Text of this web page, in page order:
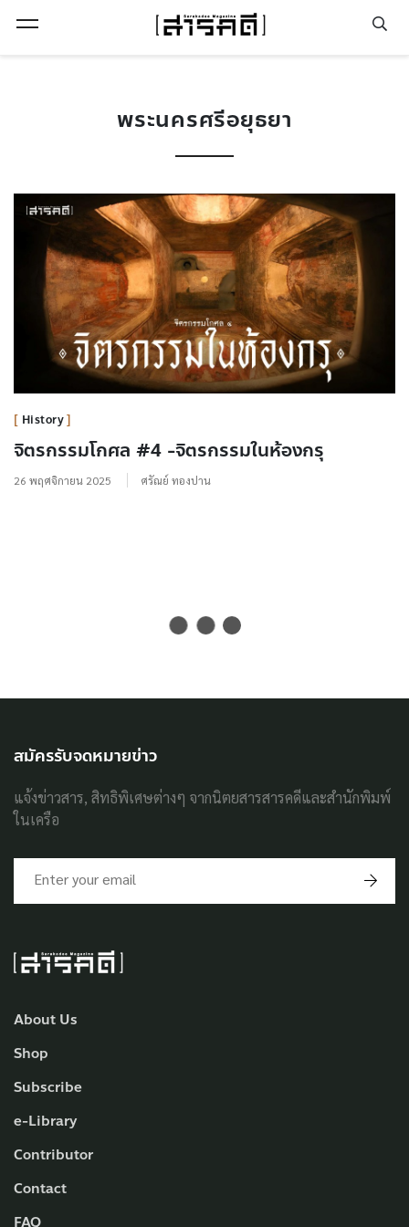
พระนครศรีอยุธยา
History
จิตรกรรมโกศล #4 -จิตรกรรมในห้องกรุ
26 พฤศจิกายน 2025 ศรัณย์ ทองปาน
About Us
Shop
Subscribe
e-Library
Contributor
Contact
สมัครรับจดหมายข่าว
แจ้งข่าวสาร, สิทธิพิเศษต่างๆ จากนิตยสารสารคดีและสำนักพิมพ์
ในเครือ